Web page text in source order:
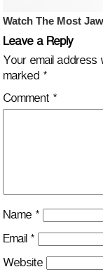
Leave a Reply
Your email address
marked *
Comment *
Name *
Email *
Website